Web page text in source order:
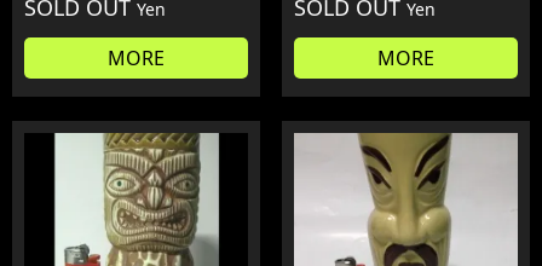
SOLD OUT Yen
MORE
SOLD OUT Yen
MORE